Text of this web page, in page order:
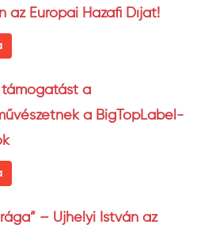
az Európai Hazafi Díjat!
támogatást a
a BigTopLabel-
– Ujhelyi István az